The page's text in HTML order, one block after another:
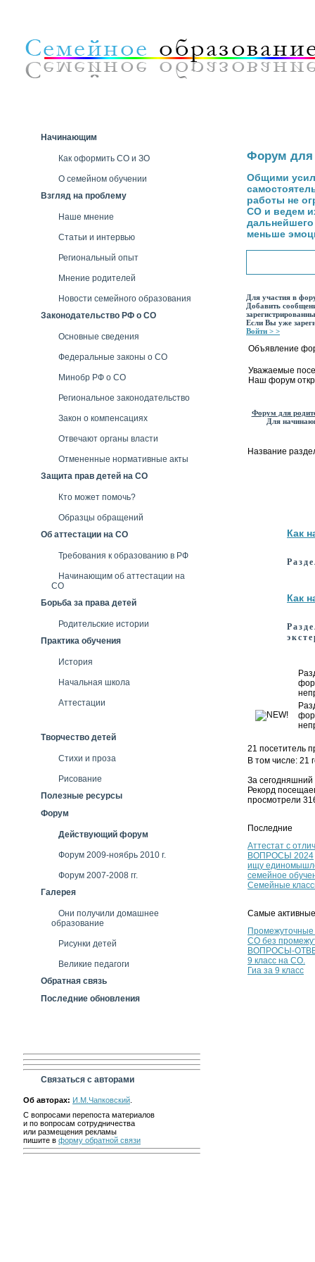
Начинающим
Как оформить СО и ЗО
О семейном обучении
Взгляд на проблему
Наше мнение
Статьи и интервью
Региональный опыт
Мнение родителей
Новости семейного образования
Законодательство РФ о СО
Основные сведения
Федеральные законы о СО
Минобр РФ о СО
Региональное законодательство
Закон о компенсациях
Отвечают органы власти
Отмененные нормативные акты
Защита прав детей на СО
Кто может помочь?
Образцы обращений
Об аттестации на СО
Требования к образованию в РФ
Начинающим об аттестации на
СО
Борьба за права детей
Родительские истории
Практика обучения
История
Начальная школа
Аттестации
Творчество детей
Стихи и проза
Рисование
Полезные ресурсы
Форум
Действующий форум
Форум 2009-ноябрь 2010 г.
Форум 2007-2008 гг.
Галерея
Они получили домашнее
образование
Рисунки детей
Великие педагоги
Обратная связь
Последние обновления
Связаться с авторами
Об авторах: И.М.Чапковский
С вопросами перепоста материалов
и по вопросам сотрудничества
или размещения рекламы
пишите в форму обратной связи
Форум для
Общими
работы не
СО и ведем
меньше
Для участия в
Добавить
Если Вы уже
Войти > >
Объявление
Уважаемые
Наш форум
Форум для
Для
Название
Как
Как
21 посетитель
В том числе: 21
За сегодняшний
Рекорд
просмотрели
Последние
Аттестат с
ВОПРОСЫ 2024
ищу
семейное
Семейные
Самые
Промежуточные
СО без
ВОПРОСЫ-
9 класс на СО.
Гиа за 9 класс